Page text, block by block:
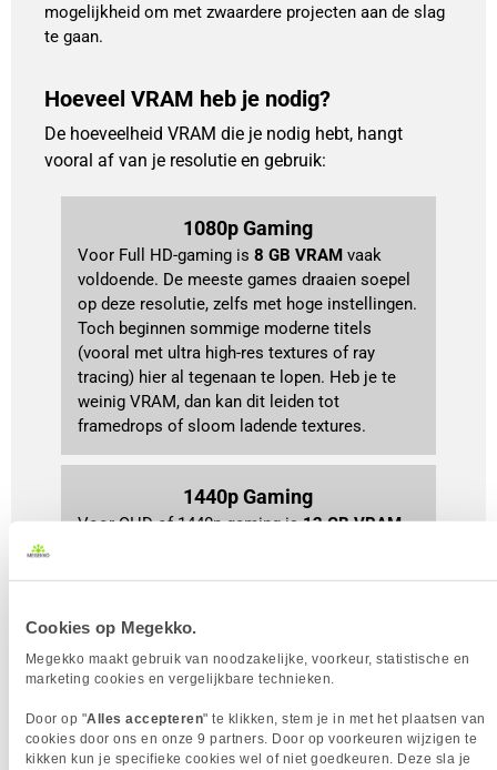
Cookies op Megekko.
Megekko maakt gebruik van noodzakelijke, voorkeur, statistische en
marketing cookies en vergelijkbare technieken.
Door op "Alles accepteren" te klikken, stem je in met het plaatsen van
cookies door ons en onze 9 partners. Door op voorkeuren wijzigen te
kikken kun je specifieke cookies wel of niet goedkeuren. Deze sla je
mogelijkheid om met zwaardere projecten aan de slag
te gaan.
Hoeveel VRAM heb je nodig?
De hoeveelheid VRAM die je nodig hebt, hangt
vooral af van je resolutie en gebruik:
1080p Gaming
Voor Full HD-gaming is 8 GB VRAM vaak
voldoende. De meeste games draaien soepel
op deze resolutie, zelfs met hoge instellingen.
Toch beginnen sommige moderne titels
(vooral met ultra high-res textures of ray
tracing) hier al tegenaan te lopen. Heb je te
weinig VRAM, dan kan dit leiden tot
framedrops of sloom ladende textures.
1440p Gaming
Voor QHD of 1440p-gaming is 12 GB VRAM
nieuwe games op hoge instellingen spelen
trager systeemgeheugen. Zo blijft het
grafisch intensieve titels.